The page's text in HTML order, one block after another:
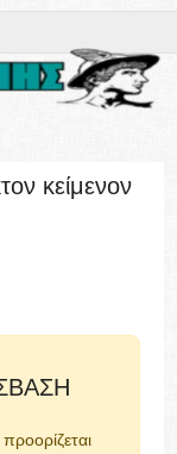
κείμενον